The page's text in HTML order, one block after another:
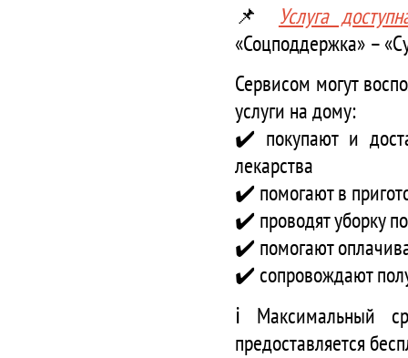
📌 Услуга
«Соцподдержка» –
Сервисом могут
услуги на дому:
✔️ покупают и
лекарства
✔️ помогают в
✔️ проводят уборку
✔️ помогают
✔️ сопровождают
ℹ️ Максимальный
предоставляется